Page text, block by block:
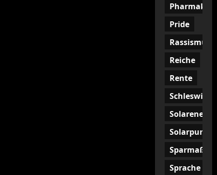
Pride
Rassismus
Reiche
Rente
Schleswig
Solarpunk
Sprache